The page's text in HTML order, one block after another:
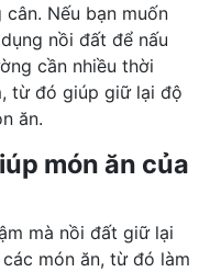
Nếu bạn muốn
nồi đất để nấu
cần nhiều thời
từ đó giúp giữ lại độ
ăn.
món ăn của
mà nồi đất giữ lại
món ăn, từ đó làm